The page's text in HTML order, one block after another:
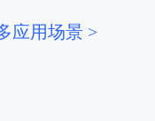
应用场景 >